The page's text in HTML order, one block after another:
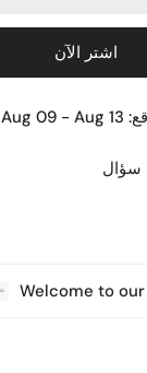
اشتر الآن
Aug 09 - Aug 13
سؤال
Welcome to our